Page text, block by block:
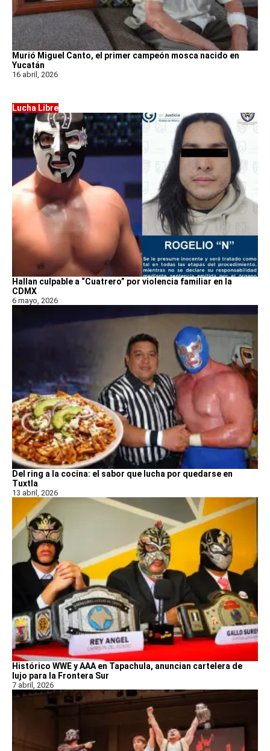
Murió Miguel Canto, el primer campeón mosca nacido en
Yucatán
16 abril, 2026
Lucha Libre
Hallan culpable a “Cuatrero” por violencia familiar en la
CDMX
6 mayo, 2026
Del ring a la cocina: el sabor que lucha por quedarse en
Tuxtla
13 abril, 2026
Histórico WWE y AAA en Tapachula, anuncian cartelera de
lujo para la Frontera Sur
7 abril, 2026